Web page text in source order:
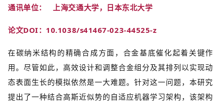
通讯单位： 上海交通大学，日本东北大学
论文DOI：10.1038/s41467-023-44525-z
在碳纳米结构的精确合成方面，合金基底催化起着关键作
用。尽管如此，高效设计和调整合金组分及其排列以实现动
态表面生长的模拟依然是一大难题。针对这一问题，本研究
提出了一种结合高斯近似势的自适应机器学习架构，该架构